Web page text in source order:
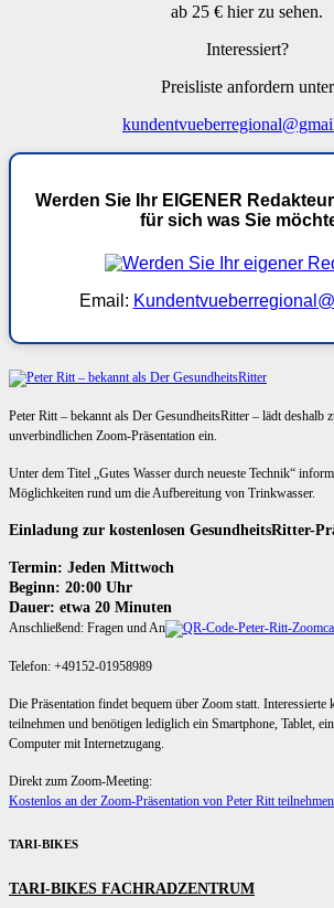
ab 25 € hier zu sehen.
Interessiert?
Preisliste anfordern unter
Werden Sie Ihr EIGENER
für sich was Sie
Email:
Peter Ritt – bekannt als Der GesundheitsRitter – lädt deshalb
unverbindlichen Zoom-Präsentation ein.
Unter dem Titel „Gutes Wasser durch neueste Technik“
Möglichkeiten rund um die Aufbereitung von Trinkwasser.
Einladung zur kostenlosen GesundheitsRitter-
Termin: Jeden Mittwoch
Beginn: 20:00 Uhr
Dauer: etwa 20 Minuten
Anschließend: Fragen und An
Telefon: +49152-01958989
Die Präsentation findet bequem über Zoom statt. Interessierte
teilnehmen und benötigen lediglich ein Smartphone, Tablet,
Computer mit Internetzugang.
Direkt zum Zoom-Meeting:
Kostenlos an der Zoom-Präsentation von Peter Ritt teilnehmen
TARI-BIKES
TARI-BIKES FACHRADZENTRUM